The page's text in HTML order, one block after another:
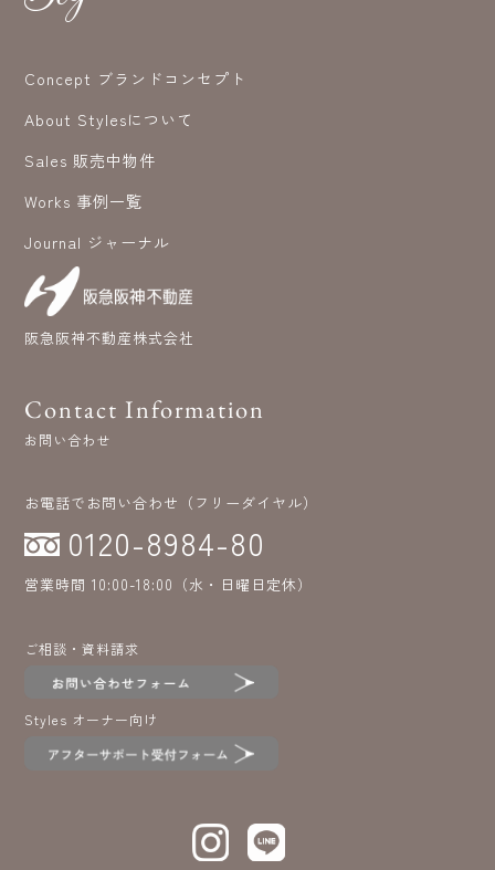
Concept ブランドコンセプト
About Stylesについて
Sales 販売中物件
Works 事例一覧
Journal ジャーナル
阪急阪神不動産株式会社
Contact Information
お問い合わせ
お電話でお問い合わせ（フリーダイヤル）
0120-8984-80
営業時間 10:00-18:00（水・日曜日定休）
ご相談・資料請求
Styles オーナー向け